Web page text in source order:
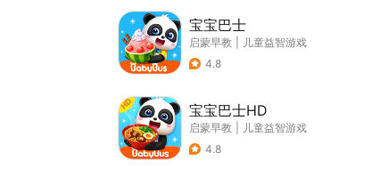
宝宝巴士
启蒙早教
儿童益智游戏
4.8
宝宝巴士HD
启蒙早教
儿童益智游戏
4.8